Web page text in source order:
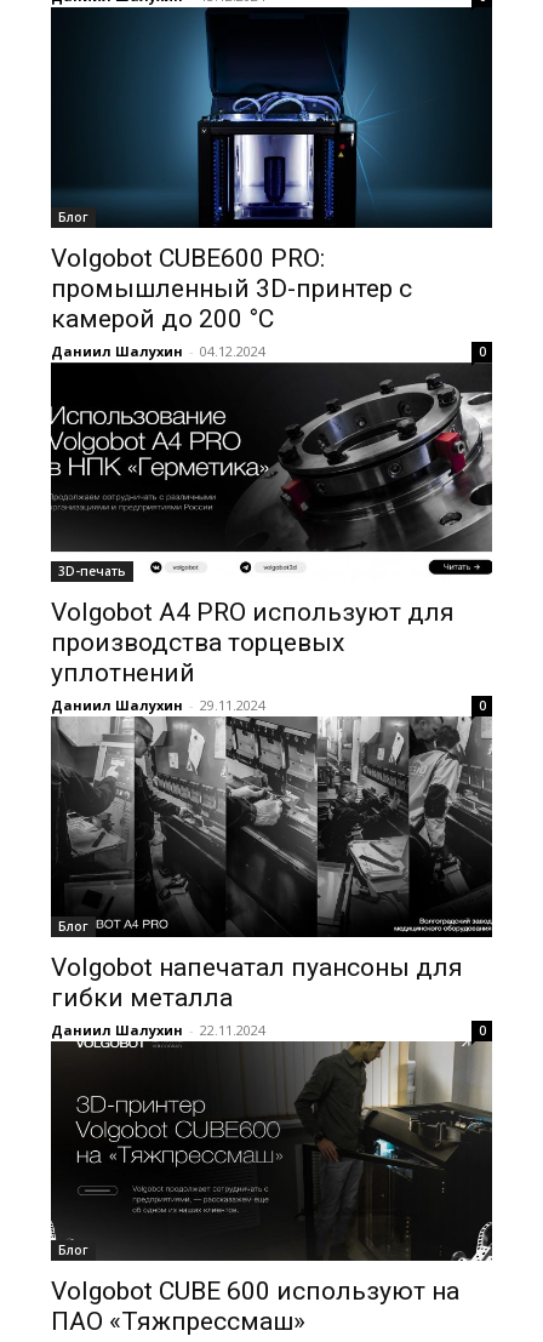
Блог
Volgobot CUBE600 PRO:
промышленный 3D-принтер с
камерой до 200 °C
Даниил Шалухин - 04.12.2024 0
3D-печать
Volgobot A4 PRO используют для
производства торцевых
уплотнений
Даниил Шалухин - 29.11.2024 0
Блог
Volgobot напечатал пуансоны для
гибки металла
Даниил Шалухин - 22.11.2024 0
Блог
Volgobot CUBE 600 используют на
ПАО «Тяжпрессмаш»